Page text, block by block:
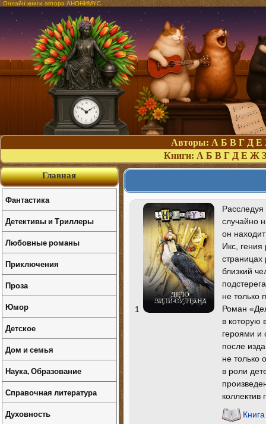
Онлайн книги автора АНОНИМYС
Авторы: А Б В Г Д Е
Книги: А Б В Г Д Е Ж З
1
случайно
он
Икс, гения
страницах
близкий
не только
Роман
в которую
героями и
после
не только
в роли
коллектив
Главная
Фантастика
Детективы и Триллеры
Любовные романы
Приключения
Проза
Юмор
Детское
Дом и семья
Наука, Образование
Справочная литература
Духовность